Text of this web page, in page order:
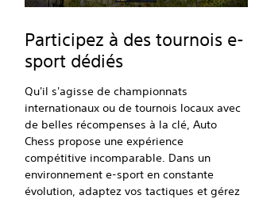
Participez à des tournois e-
sport dédiés
Qu'il s'agisse de championnats
internationaux ou de tournois locaux avec
de belles récompenses à la clé, Auto
Chess propose une expérience
compétitive incomparable. Dans un
environnement e-sport en constante
évolution, adaptez vos tactiques et gérez